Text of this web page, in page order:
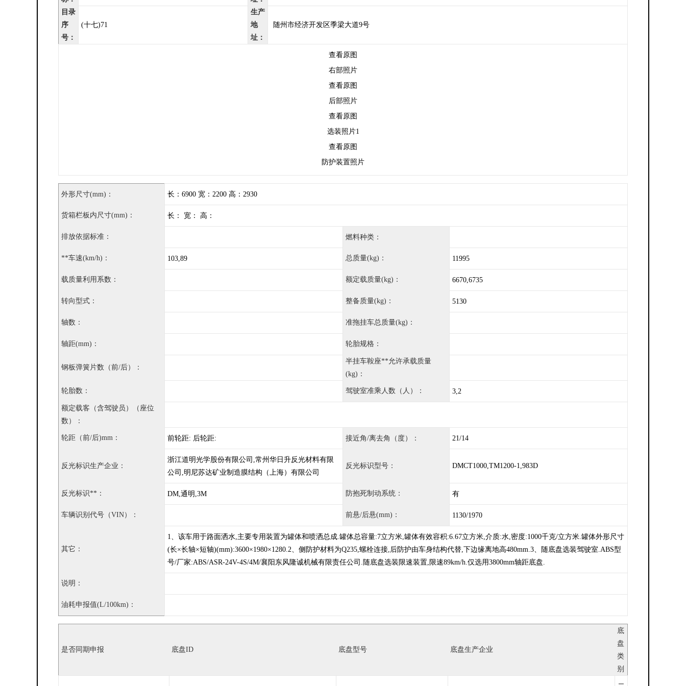
目录
序
号：
(十七)71
生产
地
址：
随州市经济开发区季梁大道9号
查看原图
右部照片
查看原图
后部照片
查看原图
选装照片1
查看原图
防护装置照片
外形尺寸(mm)： 长：6900 宽：2200 高：2930
货箱栏板内尺寸(mm)： 长： 宽： 高：
排放依据标准： 燃料种类：
**车速(km/h)： 103,89 总质量(kg)： 11995
载质量利用系数： 额定载质量(kg)： 6670,6735
转向型式： 整备质量(kg)： 5130
轴数： 准拖挂车总质量(kg)：
轴距(mm)： 轮胎规格：
钢板弹簧片数（前/后）：
半挂车鞍座**允许承载质量
(kg)：
轮胎数： 驾驶室准乘人数（人）： 3,2
额定载客（含驾驶员）（座位
数）：
轮距（前/后)mm： 前轮距: 后轮距: 接近角/离去角（度）： 21/14
反光标识生产企业：
浙江道明光学股份有限公司,常州华日升反光材料有限
公司,明尼苏达矿业制造膜结构（上海）有限公司
反光标识型号： DMCT1000,TM1200-1,983D
反光标识**： DM,通明,3M 防抱死制动系统： 有
车辆识别代号（VIN）： 前悬/后悬(mm)： 1130/1970
其它：
1、该车用于路面洒水,主要专用装置为罐体和喷洒总成.罐体总容量:7立方米,罐体有效容积:6.67立方米,介质:水,密度:1000千克/立方米.罐体外形尺寸
(长×长轴×短轴)(mm):3600×1980×1280.2、侧防护材料为Q235,螺栓连接,后防护由车身结构代替,下边缘离地高480mm.3、随底盘选装驾驶室.ABS型
号/厂家:ABS/ASR-24V-4S/4M/襄阳东风隆诚机械有限责任公司.随底盘选装限速装置,限速89km/h.仅选用3800mm轴距底盘.
说明：
油耗申报值(L/100km)：
是否同期申报 底盘ID 底盘型号 底盘生产企业
底
盘
类
别